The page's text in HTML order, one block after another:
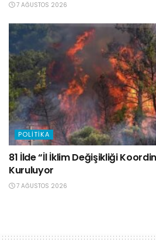
7 AĞUSTOS 2026
POLITIKA
81 İlde “İl İklim Değişikliği
Kuruluyor
7 AĞUSTOS 2026